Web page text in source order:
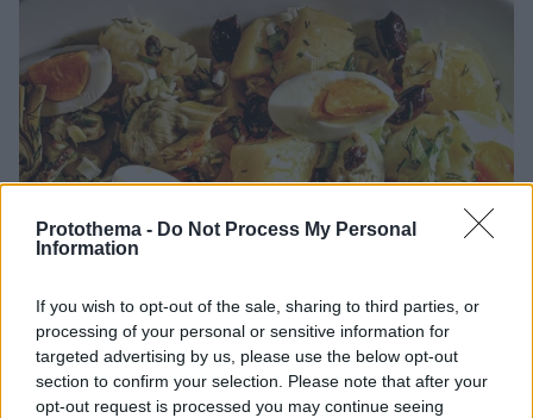
Protothema - Do Not Process My Personal
Information
If you wish to opt-out of the sale, sharing to third parties, or
processing of your personal or sensitive information for
targeted advertising by us, please use the below opt-out
section to confirm your selection. Please note that after your
opt-out request is processed you may continue seeing